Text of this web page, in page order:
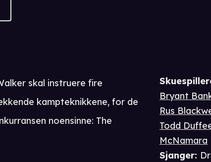
Bryant
Rus
Todd
McNamara
Sjanger:
skal instruere fire
kampteknikkene, for de
noensinne: The